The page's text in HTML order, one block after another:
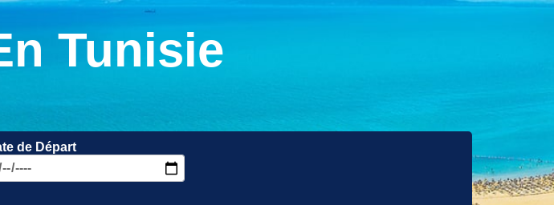
Tunisie
de Départ